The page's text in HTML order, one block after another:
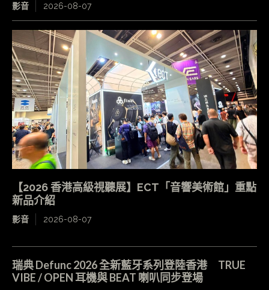
影音 2026-08-07
【2026 香港高級視聽展】ECT「音響美術館」重點
新品介紹
影音 2026-08-07
瑞典 Defunc 2026 全新藍牙系列登陸香港 TRUE
VIBE / OPEN 耳機與 BEAT 喇叭同步登場